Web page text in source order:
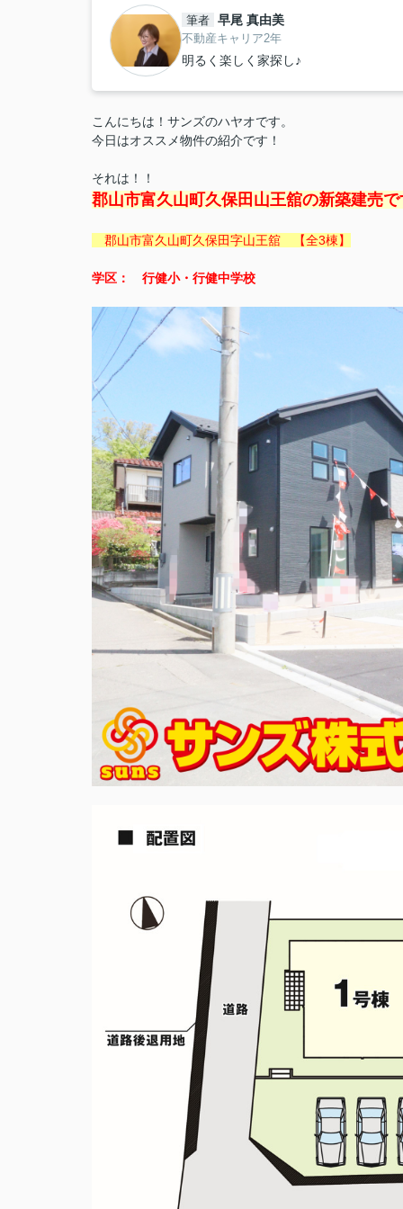
筆者 早尾 真由美
不動産キャリア2年
明るく楽しく家探し♪
こんにちは！サンズのハヤオです。
今日はオススメ物件の紹介です！
それは！！
郡山市富久山町久保田山王舘の新築建売で
郡山市富久山町久保田字山王舘 【全3棟】
学区： 行健小・行健中学校